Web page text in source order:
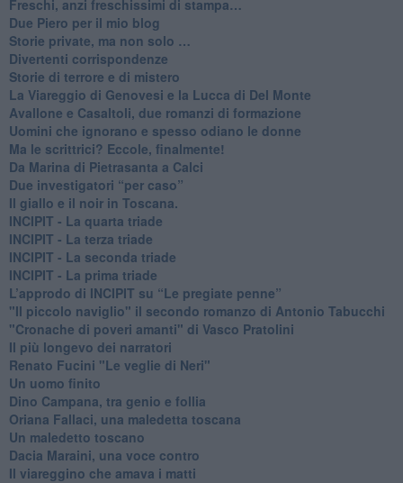
Freschi, anzi freschissimi di stampa…
​Due Piero per il mio blog
​Storie private, ma non solo …
Divertenti corrispondenze
Storie di terrore e di mistero
La Viareggio di Genovesi e la Lucca di Del Monte
Avallone e Casaltoli, due romanzi di formazione
​Uomini che ignorano e spesso odiano le donne
Ma le scrittrici? Eccole, finalmente!
Da Marina di Pietrasanta a Calci
​Due investigatori “per caso”
​Il giallo e il noir in Toscana.
INCIPIT - La quarta triade
INCIPIT - La terza triade
INCIPIT - La seconda triade
INCIPIT - La prima triade
L’approdo di INCIPIT su “Le pregiate penne”
​"Il piccolo naviglio" il secondo romanzo di Antonio Tabucchi
​"Cronache di poveri amanti" di Vasco Pratolini
​Il più longevo dei narratori
Renato Fucini "Le veglie di Neri"
Un uomo finito
​Dino Campana, tra genio e follia
​Oriana Fallaci, una maledetta toscana
​Un maledetto toscano
​Dacia Maraini, una voce contro
​Il viareggino che amava i matti